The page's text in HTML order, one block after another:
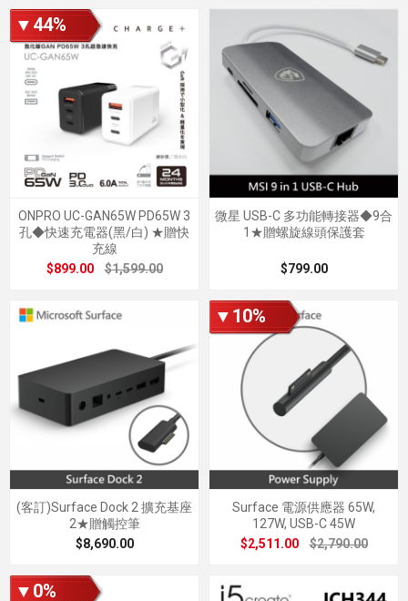
▼44%
ONPRO UC-GAN65W PD65W 3
孔◆快速充電器(黑/白) ★贈快
充線
$899.00
$1,599.00
微星 USB-C 多功能轉接器◆9合
1★贈螺旋線頭保護套
$799.00
(客訂)Surface Dock 2 擴充基座
2★贈觸控筆
$8,690.00
▼10%
Surface 電源供應器 65W,
127W, USB-C 45W
$2,511.00
$2,790.00
▼0%